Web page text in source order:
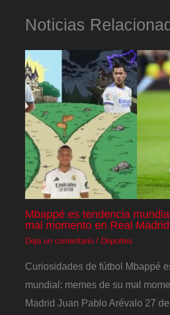
Noticias
Mbappé es tendencia
mal momento en Real Madrid
Deja un comentario / Deportes
Curiosidades de fútbol Mbappé
mundial: memes de su mal
Madrid Juan Pablo Arévalo 27